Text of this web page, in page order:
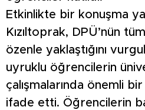
Etkinlikte bir konuşma
Kızıltoprak, DPÜ’nün
özenle yaklaştığını
uyruklu öğrencilerin
çalışmalarında önemli
ifade etti. Öğrencilerin